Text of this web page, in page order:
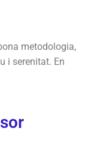
metodologia,
i serenitat. En